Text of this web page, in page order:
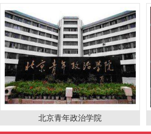
北京青年政治学院